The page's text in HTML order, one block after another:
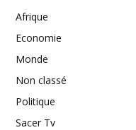
Afrique
Economie
Monde
Non classé
Politique
Sacer Tv